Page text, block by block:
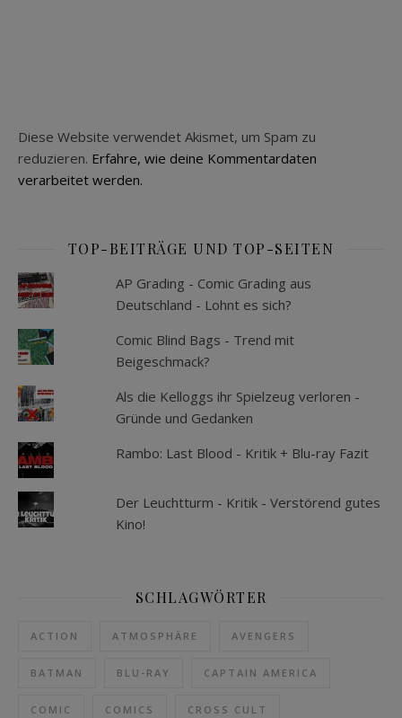
Diese Website verwendet Akismet, um Spam zu
reduzieren. Erfahre, wie deine Kommentardaten
verarbeitet werden.
TOP-BEITRÄGE UND TOP-SEITEN
AP Grading - Comic Grading aus
Deutschland - Lohnt es sich?
Comic Blind Bags - Trend mit
Beigeschmack?
Als die Kelloggs ihr Spielzeug verloren -
Gründe und Gedanken
Rambo: Last Blood - Kritik + Blu-ray Fazit
Der Leuchtturm - Kritik - Verstörend gutes
Kino!
SCHLAGWÖRTER
ACTION ATMOSPHÄRE AVENGERS
BATMAN BLU-RAY CAPTAIN AMERICA
COMIC COMICS CROSS CULT